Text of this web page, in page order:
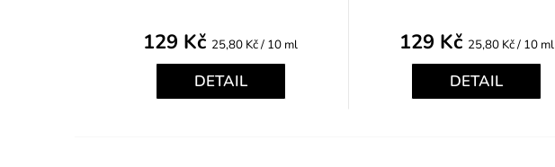
129 Kč Měrná
25,80 Kč / 10 ml
DETAIL
129 Kč Měrná
25,80 Kč / 10 ml
DETAIL